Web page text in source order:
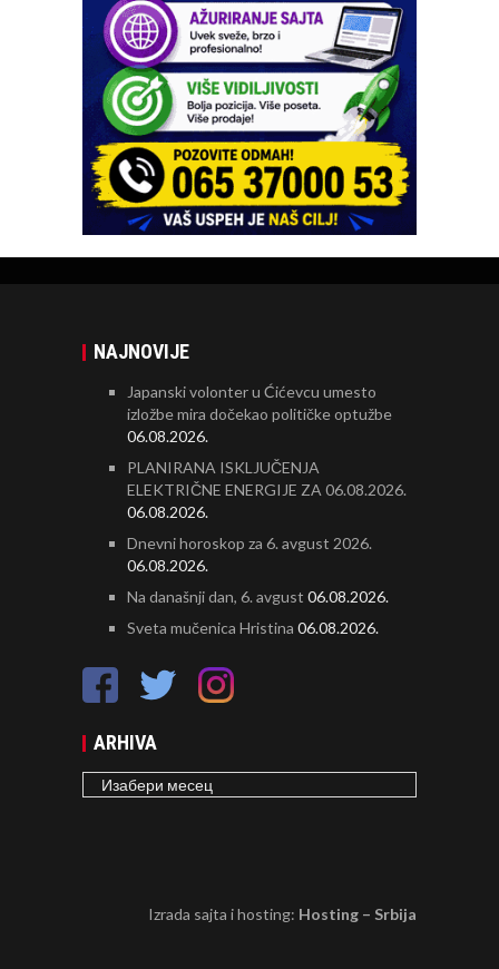
NAJNOVIJE
Japanski volonter u Ćićevcu umesto
izložbe mira dočekao političke optužbe
06.08.2026.
PLANIRANA ISKLJUČENJA
ELEKTRIČNE ENERGIJE ZA 06.08.2026.
06.08.2026.
Dnevni horoskop za 6. avgust 2026.
06.08.2026.
Na današnji dan, 6. avgust 06.08.2026.
Sveta mučenica Hristina 06.08.2026.
ARHIVA
ARHIVA
Izrada sajta i hosting: Hosting – Srbija